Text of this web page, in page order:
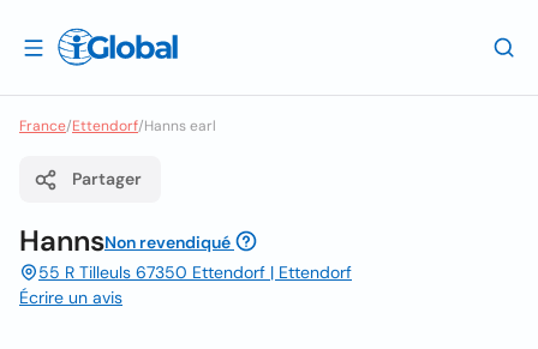
France/Ettendorf/Hanns earl
Partager
HannsNon revendiqué
55 R Tilleuls 67350 Ettendorf | Ettendorf
Écrire un avis